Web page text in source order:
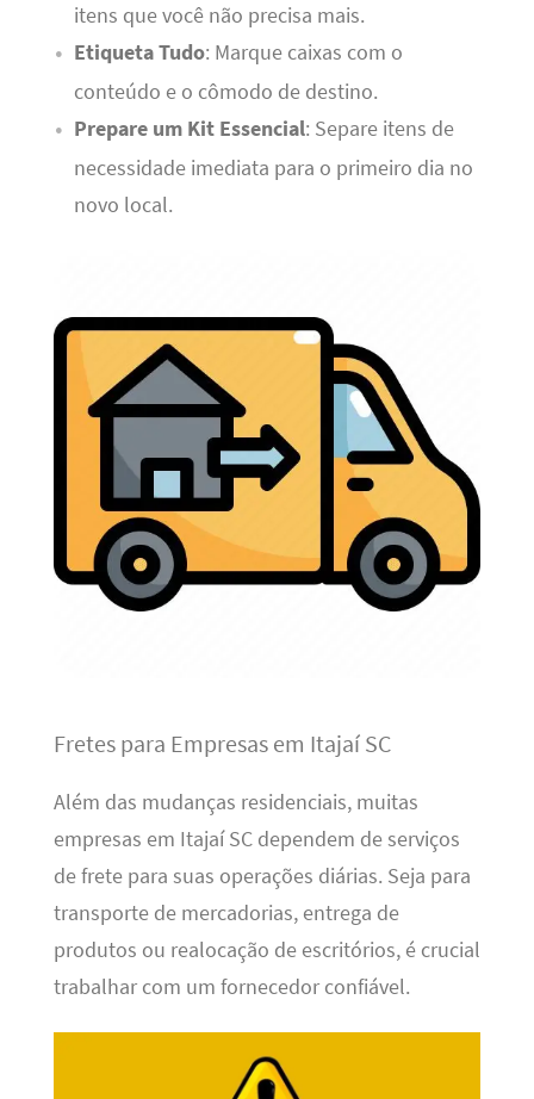
itens que você não precisa mais.
Etiqueta Tudo: Marque caixas com o
conteúdo e o cômodo de destino.
Prepare um Kit Essencial: Separe itens de
necessidade imediata para o primeiro dia no
novo local.
Fretes para Empresas em Itajaí SC
Além das mudanças residenciais, muitas
empresas em Itajaí SC dependem de serviços
de frete para suas operações diárias. Seja para
transporte de mercadorias, entrega de
produtos ou realocação de escritórios, é crucial
trabalhar com um fornecedor confiável.